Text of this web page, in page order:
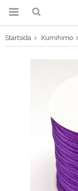
Startsida Kumihimo